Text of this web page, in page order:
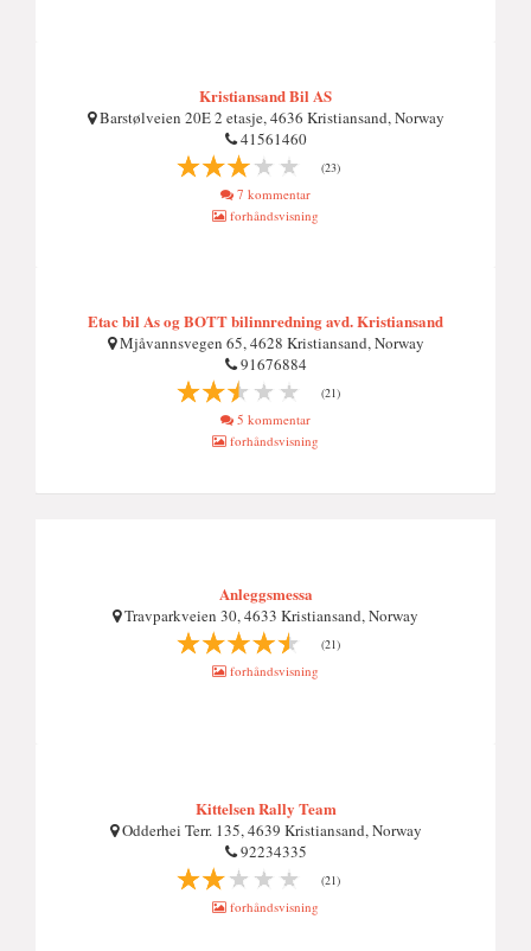
Kristiansand Bil AS
Barstølveien 20E 2 etasje, 4636 Kristiansand, Norway
41561460
(23)
7 kommentar
forhåndsvisning
Etac bil As og BOTT bilinnredning avd. Kristiansand
Mjåvannsvegen 65, 4628 Kristiansand, Norway
91676884
(21)
5 kommentar
forhåndsvisning
Anleggsmessa
Travparkveien 30, 4633 Kristiansand, Norway
(21)
forhåndsvisning
Kittelsen Rally Team
Odderhei Terr. 135, 4639 Kristiansand, Norway
92234335
(21)
forhåndsvisning